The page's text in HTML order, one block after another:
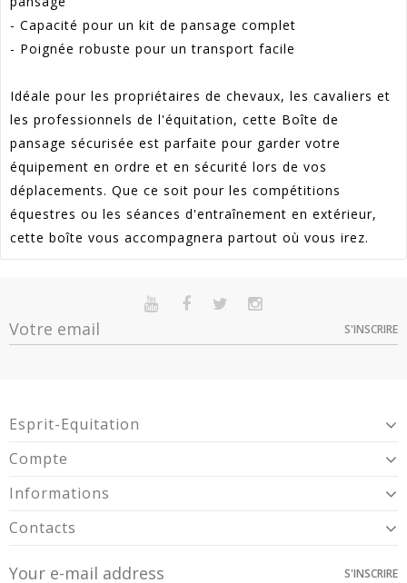
- Capacité pour un kit de pansage complet
- Poignée robuste pour un transport facile
Idéale pour les propriétaires de chevaux, les cavaliers et
les professionnels de l'équitation, cette Boîte de
pansage sécurisée est parfaite pour garder votre
équipement en ordre et en sécurité lors de vos
déplacements. Que ce soit pour les compétitions
équestres ou les séances d'entraînement en extérieur,
cette boîte vous accompagnera partout où vous irez.
Garantie
Sur commande Indisponible
Option
Dispo
S'INSCRIRE
Esprit-Equitation
Compte
Informations
Contacts
S'INSCRIRE